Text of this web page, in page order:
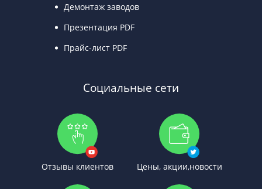
Демонтаж заводов
Презентация PDF
Прайс-лист PDF
Социальные сети
Отзывы клиентов Цены, акции,новости